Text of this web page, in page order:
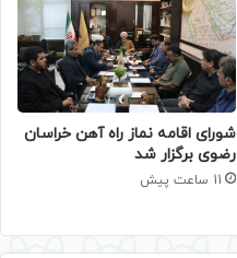
شورای اقامه نماز راه آهن خراسان
رضوی برگزار شد
11 ساعت پیش